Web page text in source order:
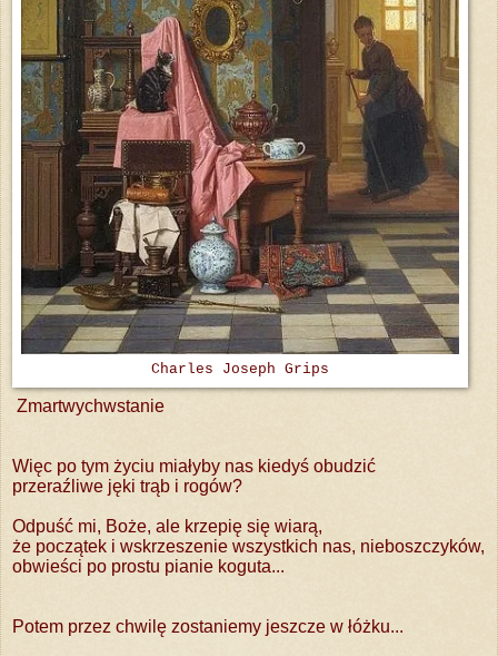
Charles Joseph Grips
Zmartwychwstanie
Więc po tym życiu miałyby nas kiedyś obudzić
przeraźliwe jęki trąb i rogów?
Odpuść mi, Boże, ale krzepię się wiarą,
że początek i wskrzeszenie wszystkich nas, nieboszczyków,
obwieści po prostu pianie koguta...
Potem przez chwilę zostaniemy jeszcze w łóżku...